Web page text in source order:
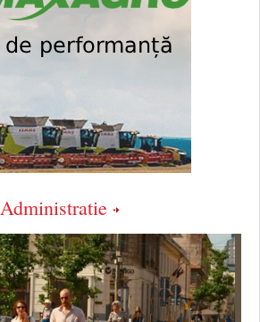
Administratie